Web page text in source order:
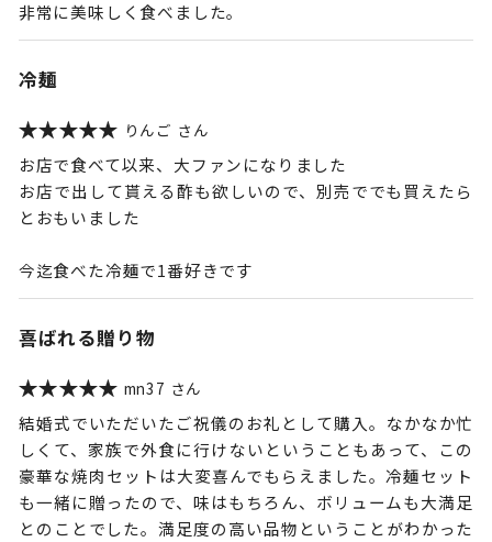
非常に美味しく食べました。
冷麺
りんご
お店で食べて以来、大ファンになりました
お店で出して貰える酢も欲しいので、別売ででも買えたら
とおもいました
今迄食べた冷麺で1番好きです
喜ばれる贈り物
mn37
結婚式でいただいたご祝儀のお礼として購入。なかなか忙
しくて、家族で外食に行けないということもあって、この
豪華な焼肉セットは大変喜んでもらえました。冷麺セット
も一緒に贈ったので、味はもちろん、ボリュームも大満足
とのことでした。満足度の高い品物ということがわかった